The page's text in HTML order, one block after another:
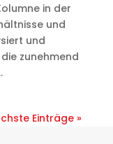
in der
und
und
zunehmend
Einträge »